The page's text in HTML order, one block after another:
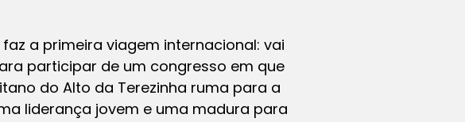
a primeira viagem internacional: vai
participar de um congresso em que
do Alto da Terezinha ruma para a
liderança jovem e uma madura para